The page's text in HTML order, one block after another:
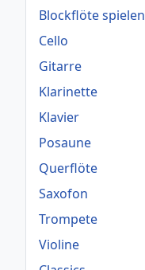
Blockflöte spielen
Cello
Gitarre
Klarinette
Klavier
Posaune
Querflöte
Saxofon
Trompete
Violine